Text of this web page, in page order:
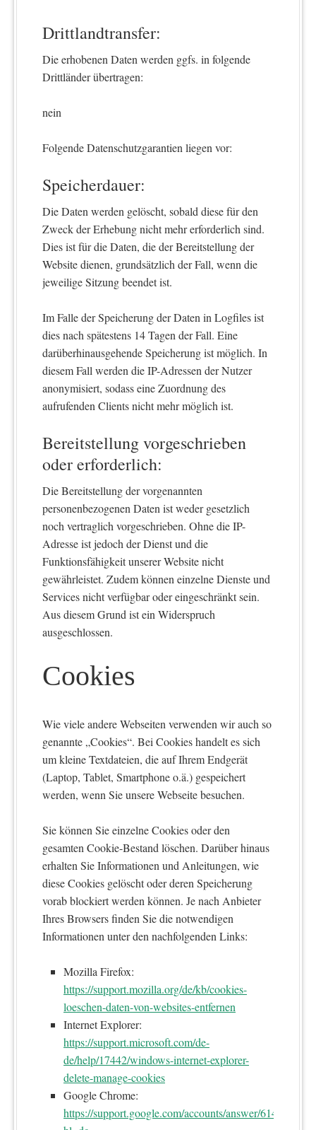
Drittlandtransfer:
Die erhobenen Daten werden ggfs. in folgende
Drittländer übertragen:
nein
Folgende Datenschutzgarantien liegen vor:
Speicherdauer:
Die Daten werden gelöscht, sobald diese für den
Zweck der Erhebung nicht mehr erforderlich sind.
Dies ist für die Daten, die der Bereitstellung der
Website dienen, grundsätzlich der Fall, wenn die
jeweilige Sitzung beendet ist.
Im Falle der Speicherung der Daten in Logfiles ist
dies nach spätestens 14 Tagen der Fall. Eine
darüberhinausgehende Speicherung ist möglich. In
diesem Fall werden die IP-Adressen der Nutzer
anonymisiert, sodass eine Zuordnung des
aufrufenden Clients nicht mehr möglich ist.
Bereitstellung vorgeschrieben
oder erforderlich:
Die Bereitstellung der vorgenannten
personenbezogenen Daten ist weder gesetzlich
noch vertraglich vorgeschrieben. Ohne die IP-
Adresse ist jedoch der Dienst und die
Funktionsfähigkeit unserer Website nicht
gewährleistet. Zudem können einzelne Dienste und
Services nicht verfügbar oder eingeschränkt sein.
Aus diesem Grund ist ein Widerspruch
ausgeschlossen.
Cookies
Wie viele andere Webseiten verwenden wir auch so
genannte „Cookies“. Bei Cookies handelt es sich
um kleine Textdateien, die auf Ihrem Endgerät
(Laptop, Tablet, Smartphone o.ä.) gespeichert
werden, wenn Sie unsere Webseite besuchen.
Sie können Sie einzelne Cookies oder den
gesamten Cookie-Bestand löschen. Darüber hinaus
erhalten Sie Informationen und Anleitungen, wie
diese Cookies gelöscht oder deren Speicherung
vorab blockiert werden können. Je nach Anbieter
Ihres Browsers finden Sie die notwendigen
Informationen unter den nachfolgenden Links:
Mozilla Firefox:
https://support.mozilla.org/de/kb/cookies-
loeschen-daten-von-websites-entfernen
Internet Explorer:
https://support.microsoft.com/de-
de/help/17442/windows-internet-explorer-
delete-manage-cookies
Google Chrome:
https://support.google.com/accounts/answer/61416?